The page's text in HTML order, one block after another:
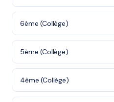
6ème (Collège)
5ème (Collège)
4ème (Collège)